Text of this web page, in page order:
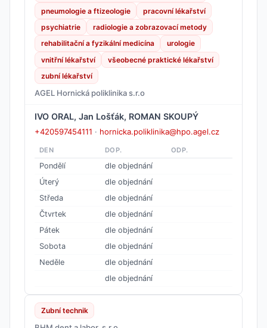
pneumologie a ftizeologie
pracovní lékařství
psychiatrie
radiologie a zobrazovací metody
rehabilitační a fyzikální medicína
urologie
vnitřní lékařství
všeobecné praktické lékařství
zubní lékařství
AGEL Hornická poliklinika s.r.o
IVO ORAL, Jan Lošťák, ROMAN SKOUPÝ
+420597454111 · hornicka.poliklinika@hpo.agel.cz
DEN DOP. ODP.
Pondělí
dle objednání
Úterý
dle objednání
Středa
dle objednání
Čtvrtek
dle objednání
Pátek
dle objednání
Sobota
dle objednání
Neděle
dle objednání
dle objednání
Zubní technik